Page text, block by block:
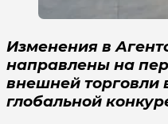
Изменения в
направлены на
внешней торговли
глобальной